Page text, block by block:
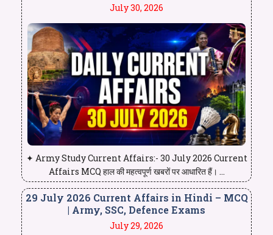
July 30, 2026
✦ Army Study Current Affairs:- 30 July 2026 Current
Affairs MCQ हाल की महत्वपूर्ण खबरों पर आधारित हैं। ...
29 July 2026 Current Affairs in Hindi – MCQ
| Army, SSC, Defence Exams
July 29, 2026